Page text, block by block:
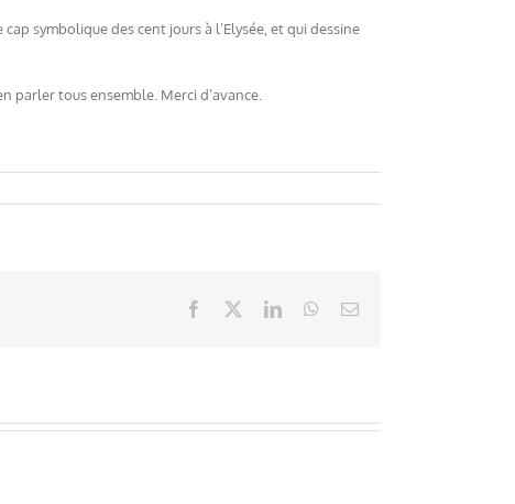
symbolique des cent jours à l’Elysée, et qui dessine
parler tous ensemble. Merci d’avance.
Facebook LinkedInWhatsApp
Email